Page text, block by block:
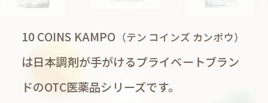
10 COINS KAMPO （テン コインズ カンポウ）
は日本調剤が手がけるプライベートブラン
ドのOTC医薬品シリーズです。